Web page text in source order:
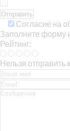
Согласие на
Заполните форму
Рейтинг:
Нельзя отправить